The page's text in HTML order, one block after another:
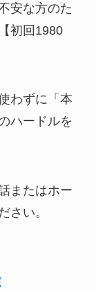
安な方のた
初回1980
わずに「本
ハードルを
またはホー
さい。